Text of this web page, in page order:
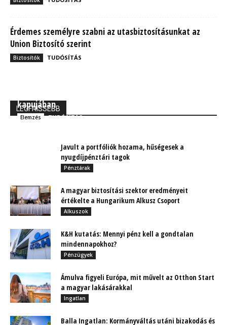
Érdemes személyre szabni az utasbiztosításunkat az
Union Biztosító szerint
Biztosítók TUDÓSÍTÁS
LEGFRISSEBB
kapujában
Elemzés TUDÓSÍTÁS
Javult a portfóliók hozama, hűségesek a
nyugdíjpénztári tagok
Pénztárak
A magyar biztosítási szektor eredményeit
értékelte a Hungarikum Alkusz Csoport
Alkuszok
K&H kutatás: Mennyi pénz kell a gondtalan
mindennapokhoz?
Pénzügyek
Ámulva figyeli Európa, mit művelt az Otthon Start
a magyar lakásárakkal
Ingatlan
Balla Ingatlan: Kormányváltás utáni bizakodás és